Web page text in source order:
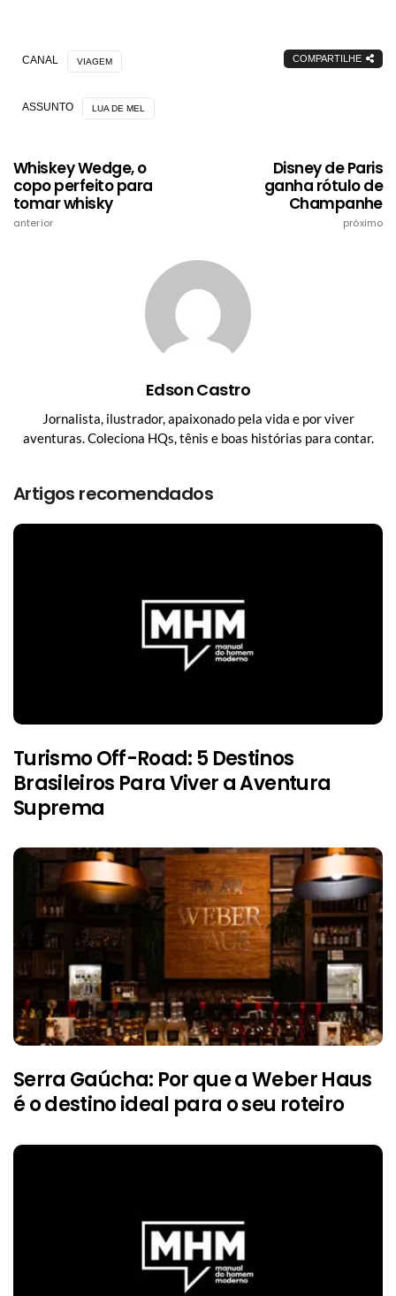
CANAL VIAGEM
ASSUNTO LUA DE MEL
COMPARTILHE
Whiskey Wedge, o
copo perfeito para
tomar whisky
anterior
Disney de Paris
ganha rótulo de
Champanhe
próximo
Edson Castro
Jornalista, ilustrador, apaixonado pela vida e por viver
aventuras. Coleciona HQs, tênis e boas histórias para contar.
Artigos recomendados
Turismo Off-Road: 5 Destinos
Brasileiros Para Viver a Aventura
Suprema
Serra Gaúcha: Por que a Weber Haus
é o destino ideal para o seu roteiro